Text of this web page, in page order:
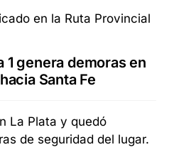
1 genera demoras en
Santa Fe